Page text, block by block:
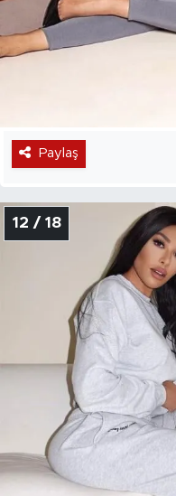
Paylaş
12 / 18